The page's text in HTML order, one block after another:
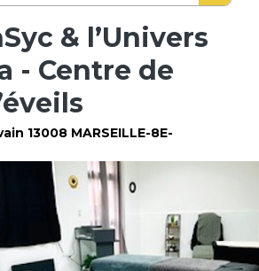
& l’Univers
- Centre de
13008 MARSEILLE-8E-